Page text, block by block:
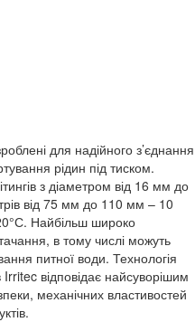
для надійного з’єднання
рідин під тиском.
з діаметром від 16 мм до
від 75 мм до 110 мм – 10
Найбільш широко
в тому числі можуть
питної води. Технологія
відповідає найсуворішим
механічних властивостей